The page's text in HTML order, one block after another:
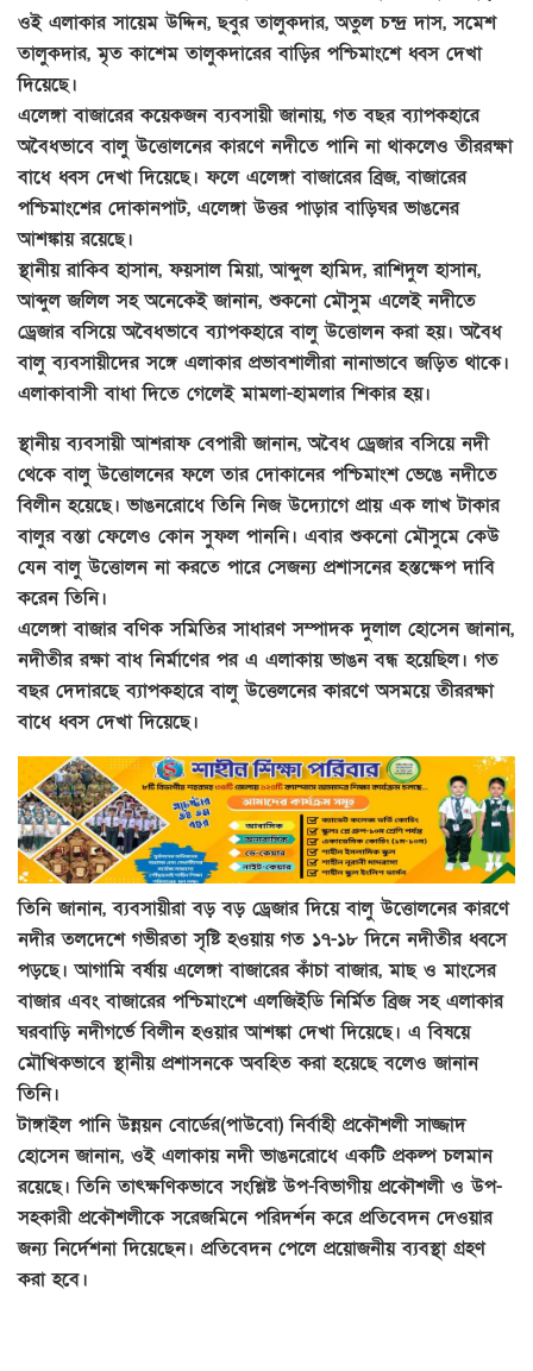
ওই এলাকার সায়েম উদ্দিন, ছবুর তালুকদার, অতুল চন্দ্র দাস, সমেশ
তালুকদার, মৃত কাশেম তালুকদারের বাড়ির পশ্চিমাংশে ধ্বস দেখা
দিয়েছে।
এলেঙ্গা বাজারের কয়েকজন ব্যবসায়ী জানায়, গত বছর ব্যাপকহারে
অবৈধভাবে বালু উত্তোলনের কারণে নদীতে পানি না থাকলেও তীররক্ষা
বাধে ধ্বস দেখা দিয়েছে। ফলে এলেঙ্গা বাজারের ব্রিজ, বাজারের
পশ্চিমাংশের দোকানপাট, এলেঙ্গা উত্তর পাড়ার বাড়িঘর ভাঙনের
আশঙ্কায় রয়েছে।
স্থানীয় রাকিব হাসান, ফয়সাল মিয়া, আব্দুল হামিদ, রাশিদুল হাসান,
আব্দুল জলিল সহ অনেকেই জানান, শুকনো মৌসুম এলেই নদীতে
ড্রেজার বসিয়ে অবৈধভাবে ব্যাপকহারে বালু উত্তোলন করা হয়। অবৈধ
বালু ব্যবসায়ীদের সঙ্গে এলাকার প্রভাবশালীরা নানাভাবে জড়িত থাকে।
এলাকাবাসী বাধা দিতে গেলেই মামলা-হামলার শিকার হয়।
স্থানীয় ব্যবসায়ী আশরাফ বেপারী জানান, অবৈধ ড্রেজার বসিয়ে নদী
থেকে বালু উত্তোলনের ফলে তার দোকানের পশ্চিমাংশ ভেঙে নদীতে
বিলীন হয়েছে। ভাঙনরোধে তিনি নিজ উদ্যোগে প্রায় এক লাখ টাকার
বালুর বস্তা ফেলেও কোন সুফল পাননি। এবার শুকনো মৌসুমে কেউ
যেন বালু উত্তোলন না করতে পারে সেজন্য প্রশাসনের হস্তক্ষেপ দাবি
করেন তিনি।
এলেঙ্গা বাজার বণিক সমিতির সাধারণ সম্পাদক দুলাল হোসেন জানান,
নদীতীর রক্ষা বাধ নির্মাণের পর এ এলাকায় ভাঙন বন্ধ হয়েছিল। গত
বছর দেদারছে ব্যাপকহারে বালু উত্তেলনের কারণে অসময়ে তীররক্ষা
বাধে ধ্বস দেখা দিয়েছে।
তিনি জানান, ব্যবসায়ীরা বড় বড় ড্রেজার দিয়ে বালু উত্তোলনের কারণে
নদীর তলদেশে গভীরতা সৃষ্টি হওয়ায় গত ১৭-১৮ দিনে নদীতীর ধ্বসে
পড়ছে। আগামি বর্ষায় এলেঙ্গা বাজারের কাঁচা বাজার, মাছ ও মাংসের
বাজার এবং বাজারের পশ্চিমাংশে এলজিইডি নির্মিত ব্রিজ সহ এলাকার
ঘরবাড়ি নদীগর্ভে বিলীন হওয়ার আশঙ্কা দেখা দিয়েছে। এ বিষয়ে
মৌখিকভাবে স্থানীয় প্রশাসনকে অবহিত করা হয়েছে বলেও জানান
তিনি।
টাঙ্গাইল পানি উন্নয়ন বোর্ডের(পাউবো) নির্বাহী প্রকৌশলী সাজ্জাদ
হোসেন জানান, ওই এলাকায় নদী ভাঙনরোধে একটি প্রকল্প চলমান
রয়েছে। তিনি তাৎক্ষণিকভাবে সংশ্লিষ্ট উপ-বিভাগীয় প্রকৌশলী ও উপ-
সহকারী প্রকৌশলীকে সরেজমিনে পরিদর্শন করে প্রতিবেদন দেওয়ার
জন্য নির্দেশনা দিয়েছেন। প্রতিবেদন পেলে প্রয়োজনীয় ব্যবস্থা গ্রহণ
করা হবে।